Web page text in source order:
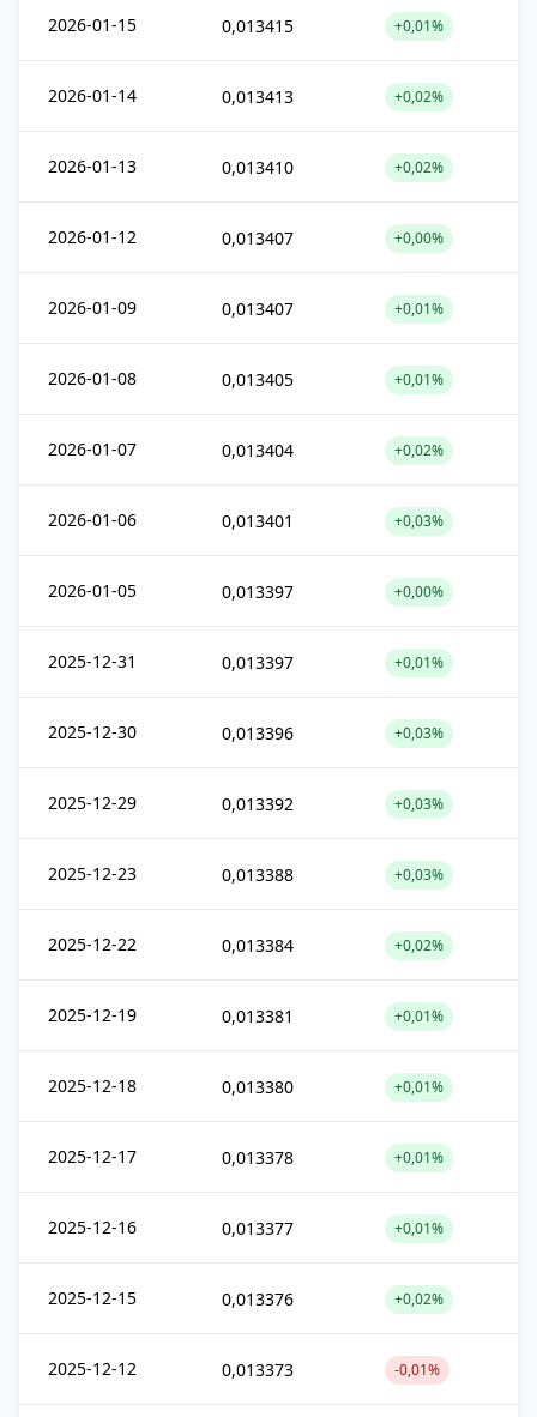
2026-01-15 0,013415 +0,01%
2026-01-14 0,013413 +0,02%
2026-01-13 0,013410 +0,02%
2026-01-12 0,013407 +0,00%
2026-01-09 0,013407 +0,01%
2026-01-08 0,013405 +0,01%
2026-01-07 0,013404 +0,02%
2026-01-06 0,013401 +0,03%
2026-01-05 0,013397 +0,00%
2025-12-31 0,013397 +0,01%
2025-12-30 0,013396 +0,03%
2025-12-29 0,013392 +0,03%
2025-12-23 0,013388 +0,03%
2025-12-22 0,013384 +0,02%
2025-12-19 0,013381 +0,01%
2025-12-18 0,013380 +0,01%
2025-12-17 0,013378 +0,01%
2025-12-16 0,013377 +0,01%
2025-12-15 0,013376 +0,02%
2025-12-12 0,013373 -0,01%